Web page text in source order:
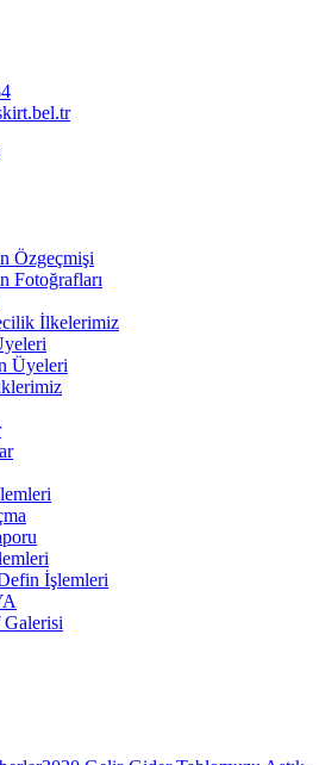
Özgeçmişi
Fotoğrafları
İlkelerimiz
Üyeleri
İşlemleri